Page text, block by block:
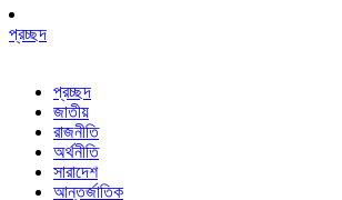
প্রচ্ছদ
প্রচ্ছদ
জাতীয়
রাজনীতি
অর্থনীতি
সারাদেশ
আন্তর্জাতিক